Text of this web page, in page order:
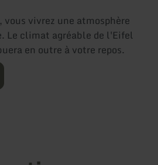
vous vivrez une atmosphère
Le climat agréable de l'Eifel
en outre à votre repos.